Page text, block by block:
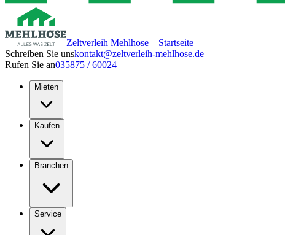
Zeltverleih Mehlhose – Startseite
Schreiben Sie unskontakt@zeltverleih-mehlhose.de
Rufen Sie an035875 / 60024
Mieten
Kaufen
Branchen
Service